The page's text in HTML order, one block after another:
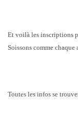
Et voilà les inscriptions
Soissons comme chaque
Toutes les infos se